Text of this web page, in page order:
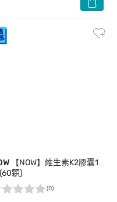
【NOW】維生素K2膠囊1
顆)
(0)